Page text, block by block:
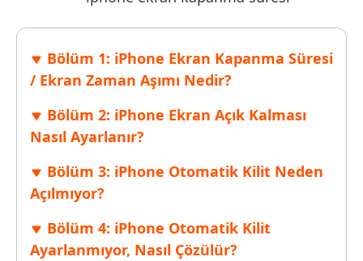
Bölüm 1: iPhone Ekran Kapanma Süresi
/ Ekran Zaman Aşımı Nedir?
Bölüm 2: iPhone Ekran Açık Kalması
Nasıl Ayarlanır?
Bölüm 3: iPhone Otomatik Kilit Neden
Açılmıyor?
Bölüm 4: iPhone Otomatik Kilit
Ayarlanmıyor, Nasıl Çözülür?